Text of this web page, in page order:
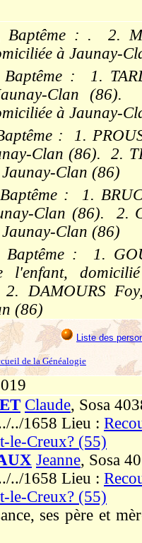
Baptême : . 2.
à Jaunay-
: 1.
Clan (86).
à Jaunay-
: 1.
Clan (86). 2.
Clan (86)
: 1.
Clan (86). 2.
Clan (86)
Baptême : 1.
l'enfant,
DAMOURS
(86)
Liste des
de la Généalogie
Claude, Sosa
../1658 Lieu :
le-Creux? (55)
Jeanne, Sosa
../1658 Lieu :
le-Creux? (55)
ses père et